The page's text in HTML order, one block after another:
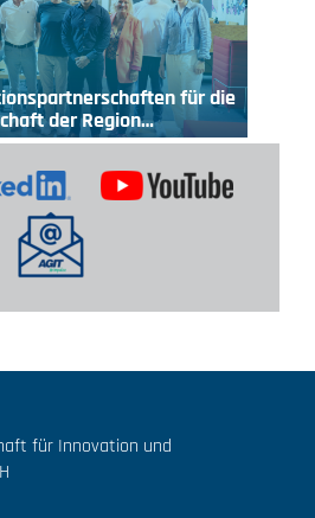
für die
der Region…
für Innovation und